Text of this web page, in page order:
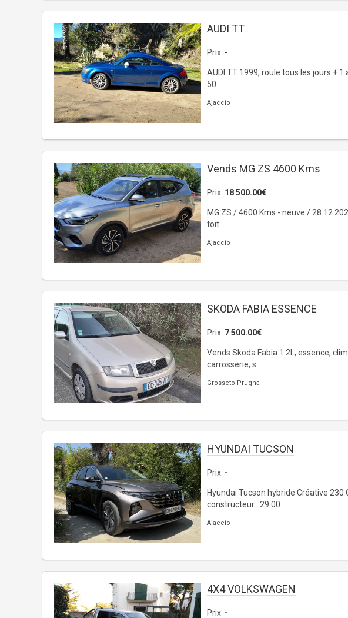
AUDI TT
Prix: -
AUDI TT 1999, roule tous les jours +
50...
Ajaccio
Vends MG ZS 4600 Kms
Prix: 18 500.00€
MG ZS / 4600 Kms - neuve /
toit...
Ajaccio
SKODA FABIA ESSENCE
Prix: 7 500.00€
Vends Skoda Fabia 1.2L, essence,
carrosserie, s...
Grosseto-Prugna
HYUNDAI TUCSON
Prix: -
Hyundai Tucson hybride Créative 230
constructeur : 29 00...
Ajaccio
4X4 VOLKSWAGEN
Prix: -